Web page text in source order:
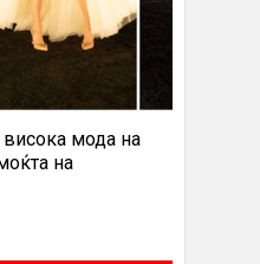
висока мода на
на